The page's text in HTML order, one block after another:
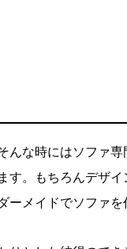
んな時にはソファ
す。もちろんデザ
メイドでソファ